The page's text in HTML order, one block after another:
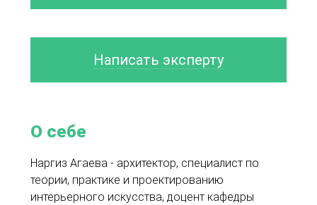
О себе
Наргиз Агаева - архитектор, специалист по
теории, практике и проектированию
интерьерного искусства, доцент кафедры
Написать эксперту